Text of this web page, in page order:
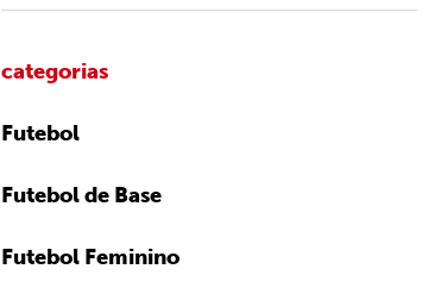
categorias
Futebol
Futebol de Base
Futebol Feminino